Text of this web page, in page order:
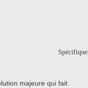
Spécifique
majeure qui fait